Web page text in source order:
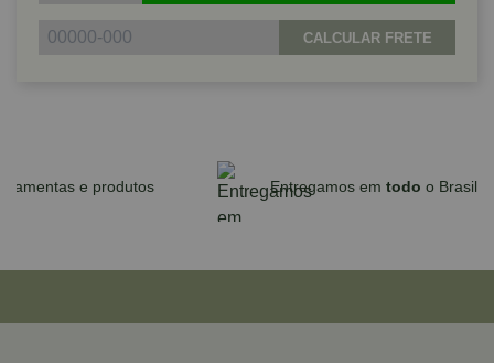
CALCULAR FRETE
Parcele em até 10x sem juros no cartão
para compras acima de R$590,00